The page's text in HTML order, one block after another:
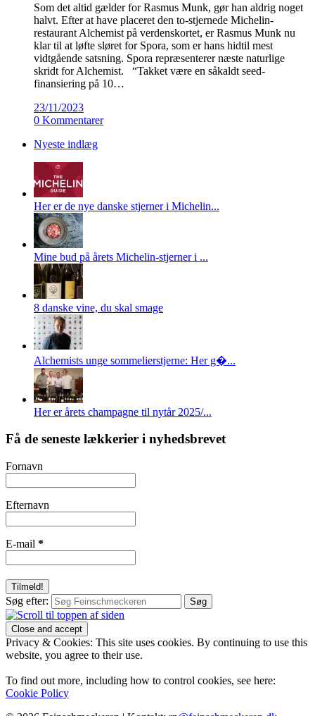
Som det altid gælder for Rasmus Munk, gør han aldrig noget
halvt. Efter at have placeret den to-stjernede Michelin-
restaurant Alchemist på verdenskortet, er Rasmus Munk nu
klar til at løfte sløret for Spora, som er hans hidtil mest
vidtgående satsning. Spora repræsenterer næste naturlige
skridt for Alchemist. “Takket være en såkaldt seed-
finansiering på 10…
23/11/2023
0 Kommentarer
Nyeste indlæg
Her er de nye danske stjerner i Michelin...
Mine bud på årets Michelin-stjerner i ...
8 danske vine, du skal smage
Alchemists unge sommelierstjerne: Her g�...
Her er årets champagne til nytår 2025/...
Få de seneste lækkerier i nyhedsbrevet
Fornavn
Efternavn
E-mail *
Søg efter:
Privacy & Cookies: This site uses cookies. By continuing to use this
website, you agree to their use.
To find out more, including how to control cookies, see here:
Cookie Policy